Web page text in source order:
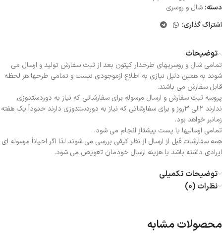
دسته: شال و روسری
اشتراک گذاری:
توضیحات
تمامی شال و روسریهای طرحدار کیتون بعد از ثبت سفارش تولید و ارسال می
شوند به همین دلیل نیازی به اطلاع ازموجودی نیست و تمامی طرحها هر لحظه
قابل سفارش می باشند.
پروسه ثبت سفارش و ارسال مرسوله برای سفارشاتی که نیاز به دوردستدوزی
ندارند 2الی 3روز و برای سفارشاتی که نیاز به دوردستدوزی دارند حدوداً یک هفته
زمانبر خواهد بود.
تمامی ارسالیها با پست پیشتاز انجام می شود.
همه سفارشات قبل از ارسال از نظر کیفی بررسی می شوند لذا اگر احیاناً مرسوله ای
ایرادی داشته باشد با هزینه ارسال خودمان تعویض می شود.
توضیحات تکمیلی
نظرات (0)
محصولات مشابه